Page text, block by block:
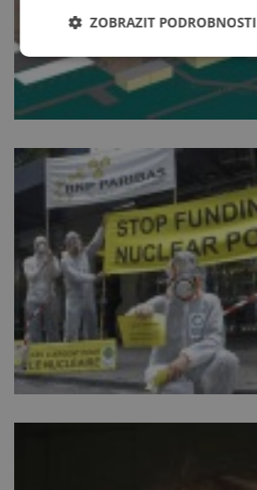
ZOBRAZIT PODROBNOSTI